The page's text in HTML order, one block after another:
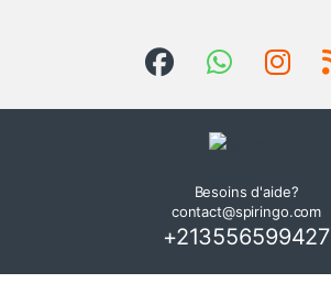
Besoins d'aide?
contact@spiringo.com
+213556599427